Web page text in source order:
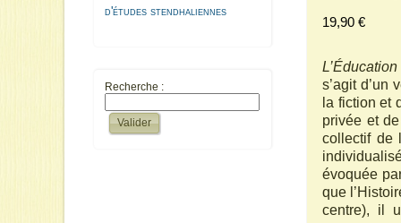
d'études stendhaliennes
Recherche :
19,90 €
s’agit d’un
la fiction et
privée et
collectif de
évoquée
que
centre), il